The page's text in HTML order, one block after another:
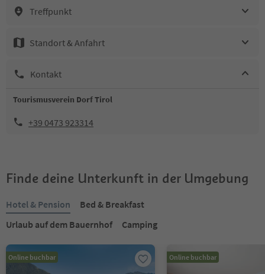
Treffpunkt
Standort & Anfahrt
Kontakt
Tourismusverein Dorf Tirol
+39 0473 923314
Finde deine Unterkunft in der Umgebung
Hotel & Pension
Bed & Breakfast
Urlaub auf dem Bauernhof
Camping
Online buchbar Online buchbar